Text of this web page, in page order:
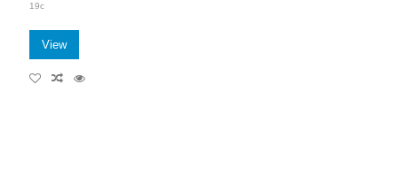
19c
View